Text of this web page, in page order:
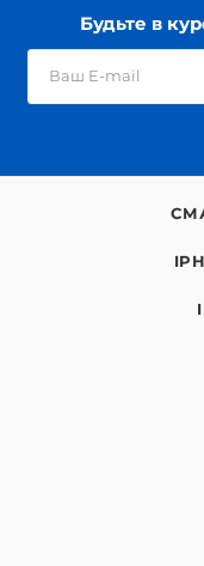
Будьте в